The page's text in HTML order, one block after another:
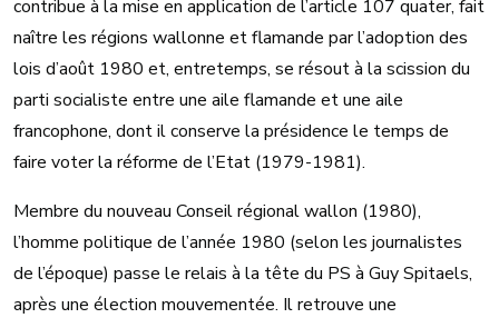
contribue à la mise en application de l’article 107 quater, fait
naître les régions wallonne et flamande par l’adoption des
lois d’août 1980 et, entretemps, se résout à la scission du
parti socialiste entre une aile flamande et une aile
francophone, dont il conserve la présidence le temps de
faire voter la réforme de l’Etat (1979-1981).
Membre du nouveau Conseil régional wallon (1980),
l’homme politique de l’année 1980 (selon les journalistes
de l’époque) passe le relais à la tête du PS à Guy Spitaels,
après une élection mouvementée. Il retrouve une